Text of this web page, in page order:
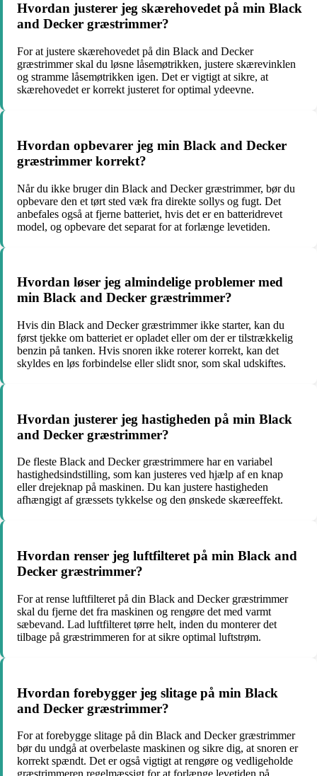
Hvordan justerer jeg skærehovedet på min Black
and Decker græstrimmer?
For at justere skærehovedet på din Black and Decker
græstrimmer skal du løsne låsemøtrikken, justere skærevinklen
og stramme låsemøtrikken igen. Det er vigtigt at sikre, at
skærehovedet er korrekt justeret for optimal ydeevne.
Hvordan opbevarer jeg min Black and Decker
græstrimmer korrekt?
Når du ikke bruger din Black and Decker græstrimmer, bør du
opbevare den et tørt sted væk fra direkte sollys og fugt. Det
anbefales også at fjerne batteriet, hvis det er en batteridrevet
model, og opbevare det separat for at forlænge levetiden.
Hvordan løser jeg almindelige problemer med
min Black and Decker græstrimmer?
Hvis din Black and Decker græstrimmer ikke starter, kan du
først tjekke om batteriet er opladet eller om der er tilstrækkelig
benzin på tanken. Hvis snoren ikke roterer korrekt, kan det
skyldes en løs forbindelse eller slidt snor, som skal udskiftes.
Hvordan justerer jeg hastigheden på min Black
and Decker græstrimmer?
De fleste Black and Decker græstrimmere har en variabel
hastighedsindstilling, som kan justeres ved hjælp af en knap
eller drejeknap på maskinen. Du kan justere hastigheden
afhængigt af græssets tykkelse og den ønskede skæreeffekt.
Hvordan renser jeg luftfilteret på min Black and
Decker græstrimmer?
For at rense luftfilteret på din Black and Decker græstrimmer
skal du fjerne det fra maskinen og rengøre det med varmt
sæbevand. Lad luftfilteret tørre helt, inden du monterer det
tilbage på græstrimmeren for at sikre optimal luftstrøm.
Hvordan forebygger jeg slitage på min Black
and Decker græstrimmer?
For at forebygge slitage på din Black and Decker græstrimmer
bør du undgå at overbelaste maskinen og sikre dig, at snoren er
korrekt spændt. Det er også vigtigt at rengøre og vedligeholde